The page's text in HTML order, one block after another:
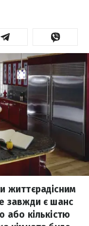
життєрадісним
завжди є шанс
або кількістю